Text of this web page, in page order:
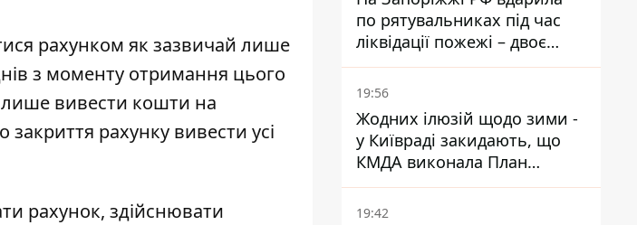
рахунком як зазвичай лише
з моменту отримання цього
лише вивести кошти на
рахунку вивести усі
рахунок, здійснювати
по рятувальниках під час
ліквідації пожежі – двоє
поранених
19:56
Жодних ілюзій щодо зими -
у Київраді закидають, що
КМДА виконала План
стійкості на 20%
19:42